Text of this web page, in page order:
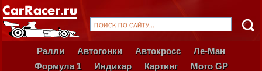
Ралли Автогонки Автокросс
Ле-Ман
Формула 1
Индикар Картинг
Мото GP